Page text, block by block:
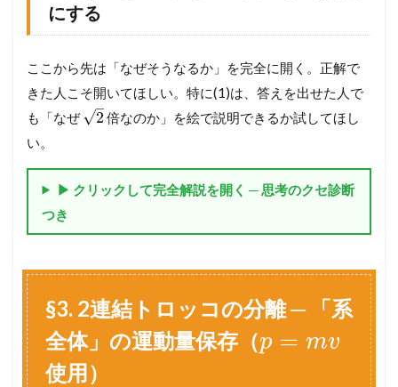
§
3
2
結
ト
コ
の
─
系
体
」
の
運
動
にする
ここから先は「なぜそうなるか」を完全に開く。正解で
きた人こそ開いてほしい。特に(1)は、答えを出せた人で
も「なぜ
2
–
√
倍なのか」を絵で説明できるか試してほし
い。
▶ クリックして完全解説を開く ─ 思考のクセ診断
つき
§3. 2連結トロッコの分離 ─ 「系
全体」の運動量保存（p = mv
使用）